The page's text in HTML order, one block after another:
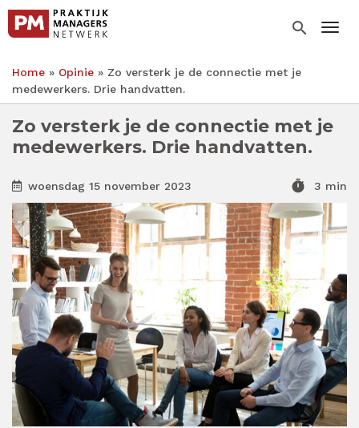
Overslaan
naar
inhoud
gaan
search
Kruimelpad
Home Opinie
Zo versterk je de connectie met je
medewerkers. Drie handvatten.
Zo versterk je de connectie met je
medewerkers. Drie handvatten.
woensdag 15 november 2023 timer 3 min